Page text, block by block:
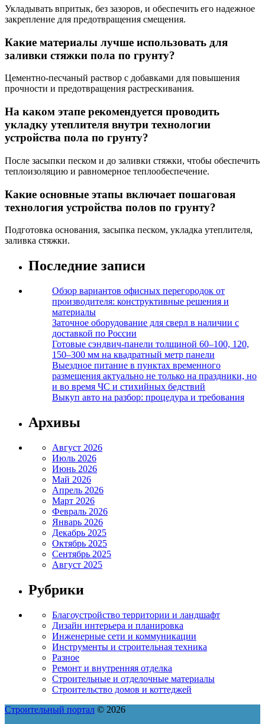
Укладывать впритык, без зазоров, и обеспечить его надежное
закрепление для предотвращения смещения.
Какие материалы лучше использовать для
заливки стяжки пола по грунту?
Цементно-песчаный раствор с добавками для повышения
прочности и предотвращения растрескивания.
На каком этапе рекомендуется проводить
укладку утеплителя внутри технологии
устройства пола по грунту?
После засыпки песком и до заливки стяжки, чтобы обеспечить
теплоизоляцию и равномерное теплообеспечение.
Какие основные этапы включает пошаговая
технология устройства полов по грунту?
Подготовка основания, засыпка песком, укладка утеплителя,
заливка стяжки.
Последние записи
Обзор вариантов офисных перегородок от
производителя: конструктивные решения и
материалы
Заточное оборудование для сверл в наличии с
доставкой по России
Готовые сэндвич-панели толщиной 60–100, 120,
150–300 мм на квадратный метр панели
Выездное питание в пунктах временного
размещения актуально не только на праздники, но
и во время ЧС и стихийных бедствий
Выкуп авто на разбор: процедура и требования
Архивы
Август 2026
Июль 2026
Июнь 2026
Май 2026
Апрель 2026
Март 2026
Февраль 2026
Январь 2026
Декабрь 2025
Октябрь 2025
Сентябрь 2025
Август 2025
Рубрики
Благоустройство территории и ландшафт
Дизайн интерьера и планировка
Инженерные сети и коммуникации
Инструменты и строительная техника
Разное
Ремонт и внутренняя отделка
Строительные и отделочные материалы
Строительство домов и коттеджей
Строительный портал © 2026